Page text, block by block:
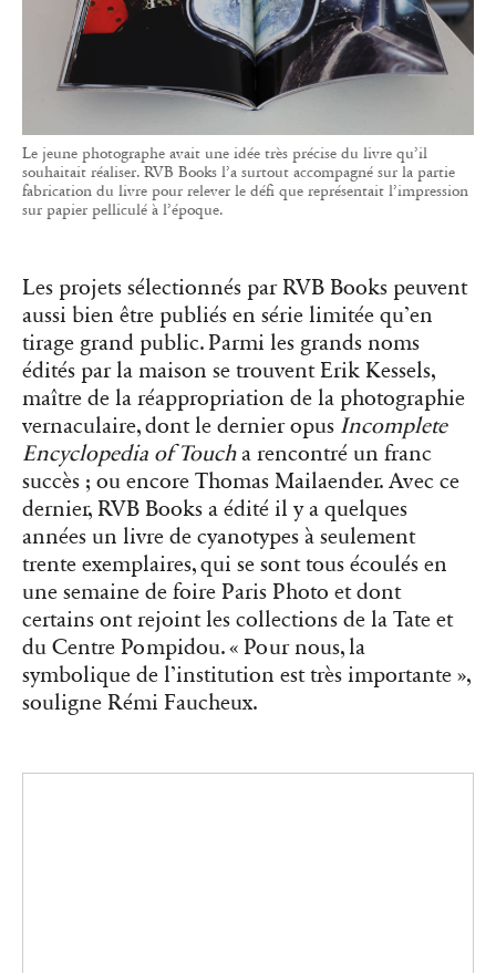
Le jeune photographe avait une idée très précise du livre qu’il
souhaitait réaliser. RVB Books l’a surtout accompagné sur la partie
fabrication du livre pour relever le défi que représentait l’impression
sur papier pelliculé à l’époque.
Les projets sélectionnés par RVB Books peuvent
aussi bien être publiés en série limitée qu’en
tirage grand public. Parmi les grands noms
édités par la maison se trouvent Erik Kessels,
maître de la réappropriation de la photographie
vernaculaire, dont le dernier opus Incomplete
Encyclopedia of Toucha rencontré un franc
succès ; ou encore Thomas Mailaender. Avec ce
dernier, RVB Books a édité il y a quelques
années un livre de cyanotypes à seulement
trente exemplaires, qui se sont tous écoulés en
une semaine de foire Paris Photo et dont
certains ont rejoint les collections de la Tate et
du Centre Pompidou. « Pour nous, la
symbolique de l’institution est très importante »,
souligne Rémi Faucheux.